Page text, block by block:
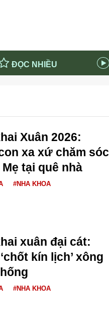
ĐỌC NHIỀU
nước Nga
- Việt Nam
Xuân 2026:
xa xứ chăm sóc
tại quê nhà
#NHA KHOA
xuân đại cát:
kín lịch’ xông
#NHA KHOA